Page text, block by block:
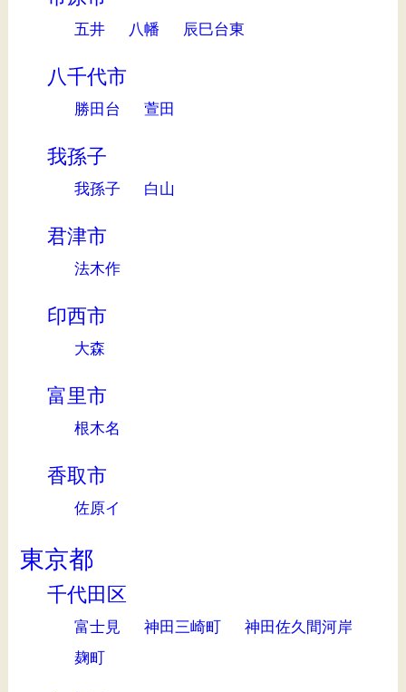
五井 八幡 辰巳台東
八千代市
勝田台 萱田
我孫子
我孫子 白山
君津市
法木作
印西市
大森
富里市
根木名
香取市
佐原イ
東京都
千代田区
富士見 神田三崎町
神田佐久間河岸
麹町